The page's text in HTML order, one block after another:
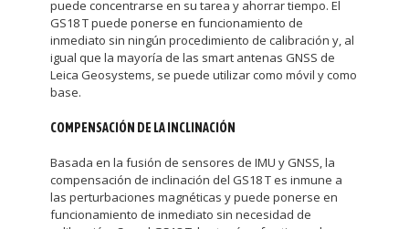
puede concentrarse en su tarea y ahorrar tiempo. El
GS18 T puede ponerse en funcionamiento de
inmediato sin ningún procedimiento de calibración y, al
igual que la mayoría de las smart antenas GNSS de
Leica Geosystems, se puede utilizar como móvil y como
base.
COMPENSACIÓN DE LA INCLINACIÓN
Basada en la fusión de sensores de IMU y GNSS, la
compensación de inclinación del GS18 T es inmune a
las perturbaciones magnéticas y puede ponerse en
funcionamiento de inmediato sin necesidad de